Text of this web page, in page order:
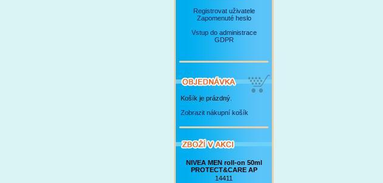
Registrovat uživatele
Zapomenuté heslo
Vstup do administrace
GDPR
Košík je prázdný.
Zobrazit nákupní košík
NIVEA MEN roll-on 50ml
PROTECT&CARE AP
14411